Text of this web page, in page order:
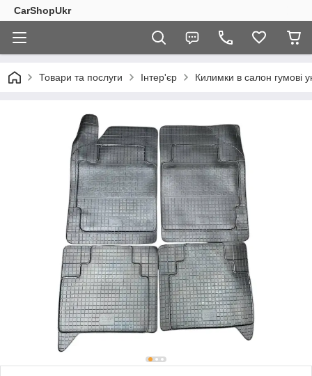
CarShopUkr
Товари та послуги Інтер'єр Килимки в салон гумові